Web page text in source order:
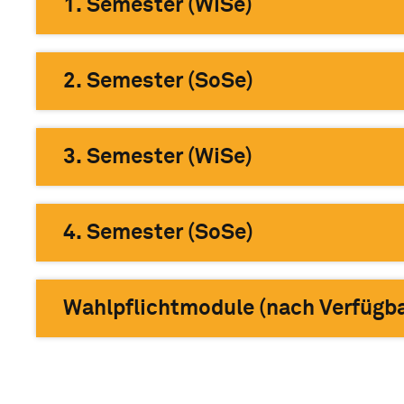
1. Semester (WiSe)
2. Semester (SoSe)
3. Semester (WiSe)
4. Semester (SoSe)
Wahlpflichtmodule (nach